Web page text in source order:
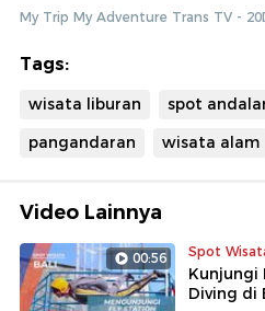
Dok : My Trip My Adventure
My Trip My Adventure Trans TV -
Tags:
wisata liburan spot
pangandaran
wisata alam
Video Lainnya
00:56 Spot
Kunjungi
Diving di